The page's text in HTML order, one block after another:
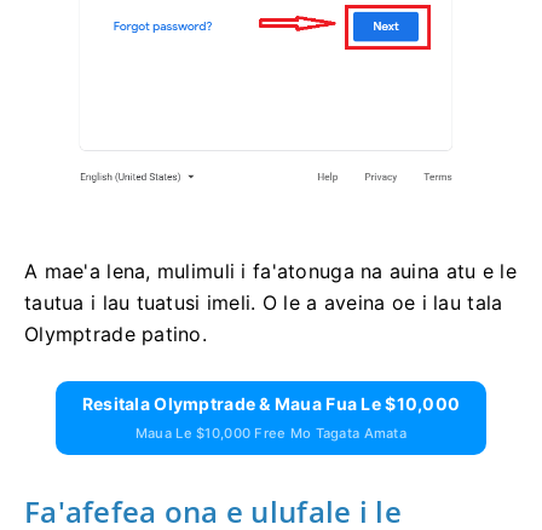
A mae'a lena, mulimuli i fa'atonuga na auina atu e le
tautua i lau tuatusi imeli. O le a aveina oe i lau tala
Olymptrade patino.
Resitala Olymptrade & Maua Fua Le $10,000
Maua Le $10,000 Free Mo Tagata Amata
Fa'afefea ona e ulufale i le